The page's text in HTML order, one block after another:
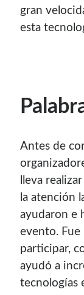
gran
esta
Antes de
lleva
la atención
ayudaron e
evento. Fue
participar,
ayudó a
tecnologías